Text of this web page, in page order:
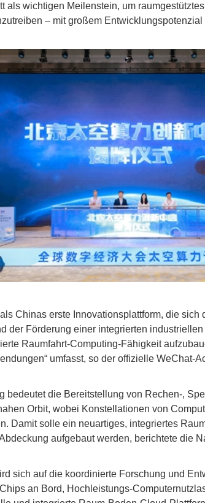
als wichtigen Meilenstein, um
– mit großem
Chinas erste Innovationsplattform, die
der Förderung einer integrierten
Raumfahrt-Computing-Fähigkeit
umfasst, so der offizielle WeChat-
bedeutet die Bereitstellung von Rechen-,
Orbit, wobei Konstellationen von
Damit solle ein neuartiges, integriertes
aufgebaut werden, berichtete die
sich auf die koordinierte Forschung und
an Bord, Hochleistungs-